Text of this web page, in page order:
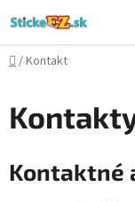
na
obsah
Domov
/Kontakt
Kontaktné